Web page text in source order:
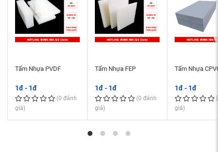
Tấm Nhựa PVDF
1đ - 1đ
(0 đánh
giá)
Tấm Nhựa FEP
1đ - 1đ
(0 đánh
giá)
Tấm Nhựa
1đ - 1đ
giá)